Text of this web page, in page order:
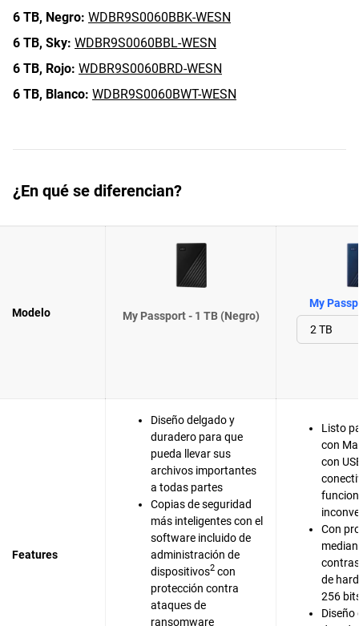
6 TB, Negro: WDBR9S0060BBK-WESN
6 TB, Sky: WDBR9S0060BBL-WESN
6 TB, Rojo: WDBR9S0060BRD-WESN
6 TB, Blanco: WDBR9S0060BWT-WESN
¿En qué se diferencian?
Modelo My Passport - 1 TB (Negro)
My
Features
Diseño delgado y
duradero para que
pueda llevar sus
archivos importantes
a todas partes
Copias de seguridad
más inteligentes con el
software incluido de
administración de
dispositivos2 con
protección contra
ataques de
ransomware
Listo
con
con
Con
de
256
Diseño